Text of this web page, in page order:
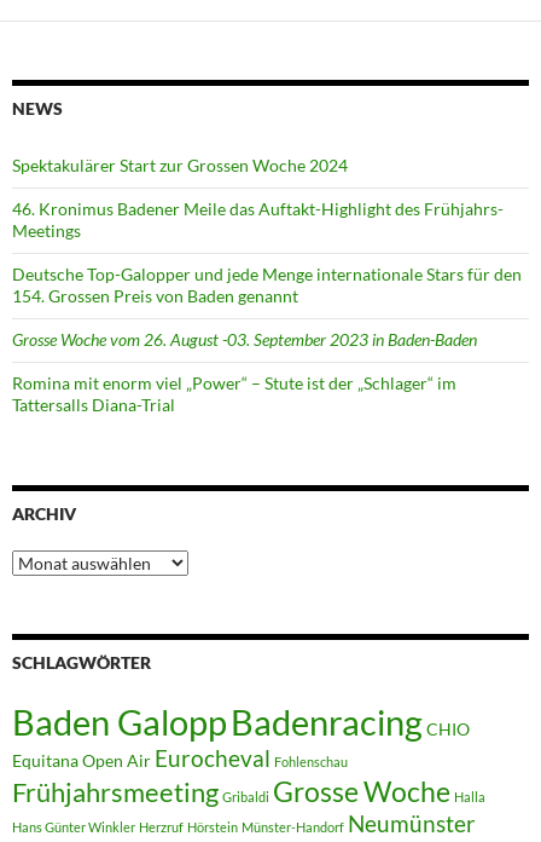
NEWS
Spektakulärer Start zur Grossen Woche 2024
46. Kronimus Badener Meile das Auftakt-Highlight des Frühjahrs-
Meetings
Deutsche Top-Galopper und jede Menge internationale Stars für den
154. Grossen Preis von Baden genannt
Grosse Woche vom 26. August -03. September 2023 in Baden-Baden
Romina mit enorm viel „Power“ – Stute ist der „Schlager“ im
Tattersalls Diana-Trial
ARCHIV
Archiv
SCHLAGWÖRTER
Baden GaloppBadenracingCHIO
Equitana Open Air Eurocheval Fohlenschau
Frühjahrsmeeting Gribaldi Grosse Woche Halla
Hans Günter Winkler Herzruf Hörstein Münster-Handorf Neumünster